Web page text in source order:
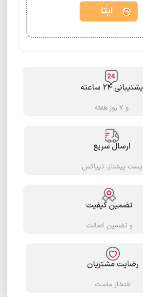
پشتیبانی ۲۴ ساعته
و ۷ روز هفته
ارسال سریع
پست پیشتاز، تیپاکس
تضمین کیفیت
و تضمین اصالت
رضایت مشتریان
افتخار ماست